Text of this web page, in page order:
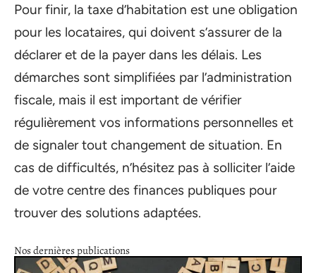
Pour finir, la taxe d’habitation est une obligation
pour les locataires, qui doivent s’assurer de la
déclarer et de la payer dans les délais. Les
démarches sont simplifiées par l’administration
fiscale, mais il est important de vérifier
régulièrement vos informations personnelles et
de signaler tout changement de situation. En
cas de difficultés, n’hésitez pas à solliciter l’aide
de votre centre des finances publiques pour
trouver des solutions adaptées.
Nos dernières publications